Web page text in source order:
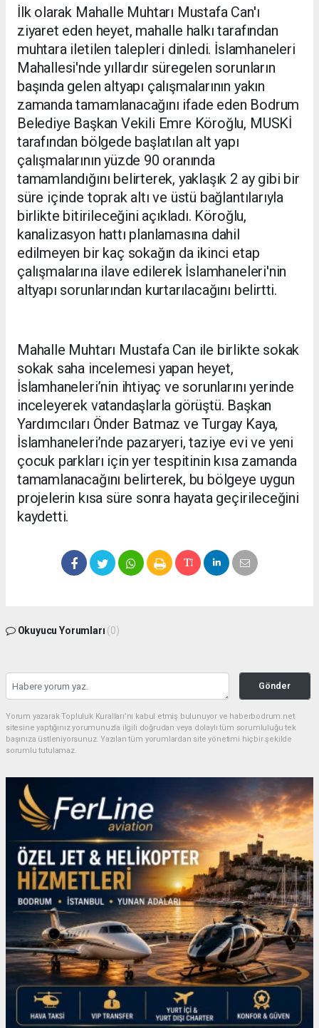
İlk olarak Mahalle Muhtarı Mustafa Can'ı
ziyaret eden heyet, mahalle halkı tarafından
muhtara iletilen talepleri dinledi. İslamhaneleri
Mahallesi'nde yıllardır süregelen sorunların
başında gelen altyapı çalışmalarının yakın
zamanda tamamlanacağını ifade eden Bodrum
Belediye Başkan Vekili Emre Köroğlu, MUSKİ
tarafından bölgede başlatılan alt yapı
çalışmalarının yüzde 90 oranında
tamamlandığını belirterek, yaklaşık 2 ay gibi bir
süre içinde toprak altı ve üstü bağlantılarıyla
birlikte bitirileceğini açıkladı. Köroğlu,
kanalizasyon hattı planlamasına dahil
edilmeyen bir kaç sokağın da ikinci etap
çalışmalarına ilave edilerek İslamhaneleri'nin
altyapı sorunlarından kurtarılacağını belirtti.
Mahalle Muhtarı Mustafa Can ile birlikte sokak
sokak saha incelemesi yapan heyet,
İslamhaneleri’nin ihtiyaç ve sorunlarını yerinde
inceleyerek vatandaşlarla görüştü. Başkan
Yardımcıları Önder Batmaz ve Turgay Kaya,
İslamhaneleri’nde pazaryeri, taziye evi ve yeni
çocuk parkları için yer tespitinin kısa zamanda
tamamlanacağını belirterek, bu bölgeye uygun
projelerin kısa süre sonra hayata geçirileceğini
kaydetti.
Okuyucu Yorumları (0)
Gönder
Yorum yazarak Topluluk Kuralları’nı kabul etmiş bulunuyor ve haberbodrum.net
sitesine yaptığınız yorumunuzla ilgili doğrudan veya dolaylı tüm sorumluluğu tek
başınıza üstleniyorsunuz. Yazılan tüm yorumlardan site yönetimi hiçbir şekilde
sorumlu tutulamaz.